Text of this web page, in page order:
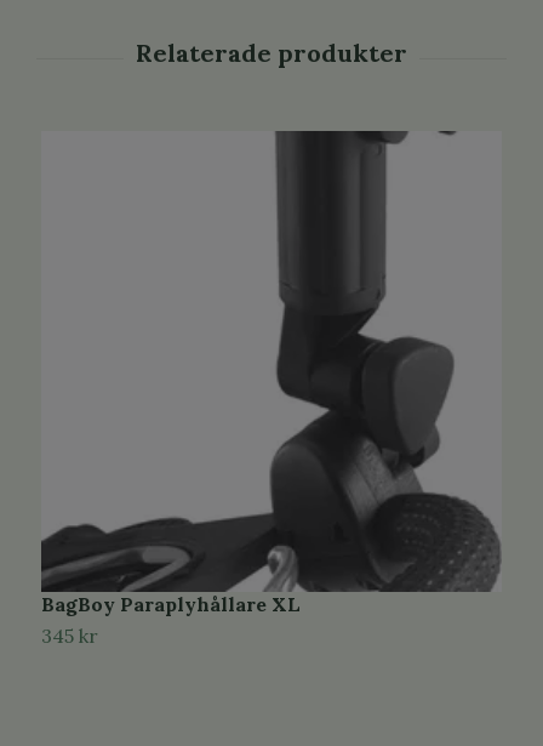
BagBoy Paraplyhållare XL
345 kr